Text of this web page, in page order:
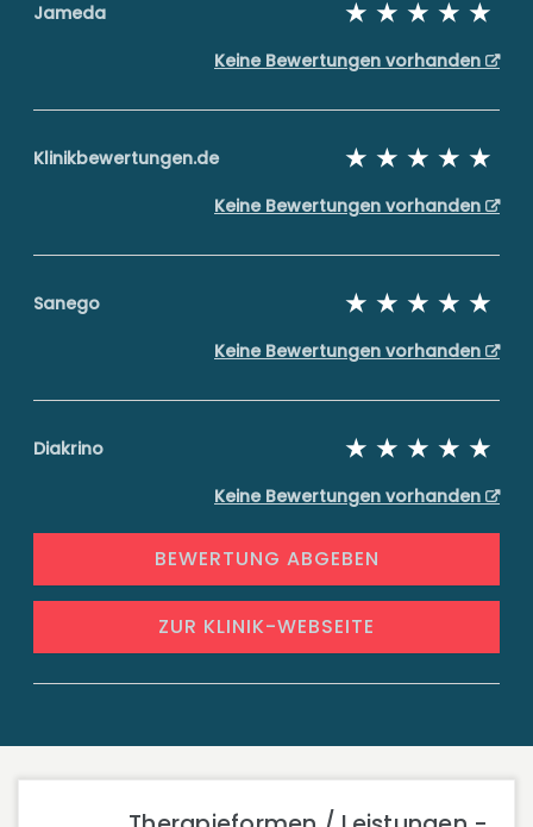
Jameda
Keine Bewertungen vorhanden
Klinikbewertungen.de
Keine Bewertungen vorhanden
Sanego
Keine Bewertungen vorhanden
Diakrino
Keine Bewertungen vorhanden
BEWERTUNG ABGEBEN
ZUR KLINIK-WEBSEITE